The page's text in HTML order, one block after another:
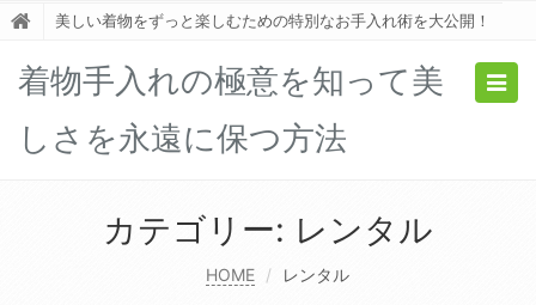
美しい着物をずっと楽しむための特別なお手入れ術を大公開！
着物手入れの極意を知って美
しさを永遠に保つ方法
カテゴリー: レンタル
HOME レンタル